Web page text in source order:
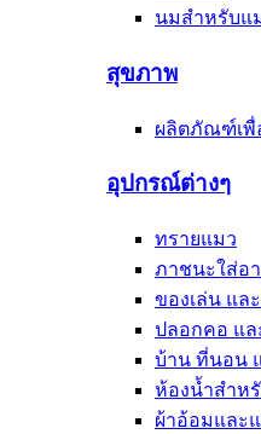
นมสำหรับแ
สุขภาพ
ผลิตภัณฑ์เพื่
อุปกรณ์ต่างๆ
ทรายแมว
ภาชนะใส่อ
ของเล่น แล
ปลอกคอ แล
บ้าน ที่นอน
ห้องน้ำสำห
ผ้าอ้อมและ